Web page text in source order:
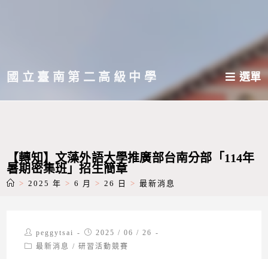
主國立臺南第二高級中學 選單
【轉知】文藻外語大學推廣部台南分部「114年
暑期密集班」招生簡章
> 2025 年 > 6 月 > 26 日 > 最新消息
Post
author:
peggytsai
Post
published:
2025 / 06 / 26
Post最新消息 / 研習活動競賽